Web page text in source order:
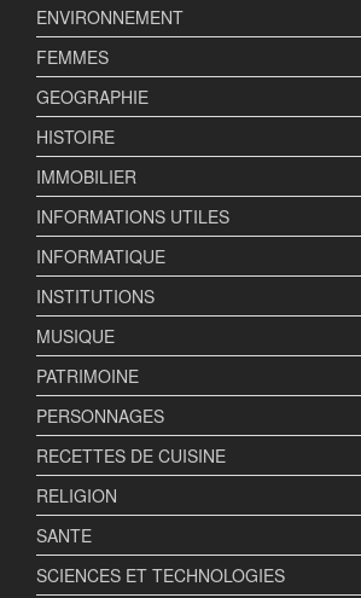
ENVIRONNEMENT
FEMMES
GEOGRAPHIE
HISTOIRE
IMMOBILIER
INFORMATIONS UTILES
INFORMATIQUE
INSTITUTIONS
MUSIQUE
PATRIMOINE
PERSONNAGES
RECETTES DE CUISINE
RELIGION
SANTE
SCIENCES ET TECHNOLOGIES